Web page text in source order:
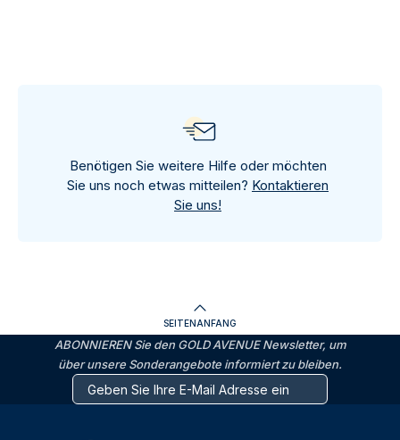
Benötigen Sie weitere Hilfe oder möchten
Sie uns noch etwas mitteilen? Kontaktieren
Sie uns!
SEITENANFANG
ABONNIEREN Sie den GOLD AVENUE Newsletter, um
über unsere Sonderangebote informiert zu bleiben.